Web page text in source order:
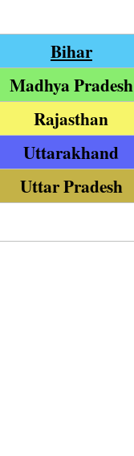
Bihar
Madhya Pradesh
Rajasthan
Uttarakhand
Uttar Pradesh